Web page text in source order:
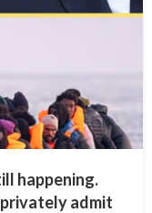
happening.
admit